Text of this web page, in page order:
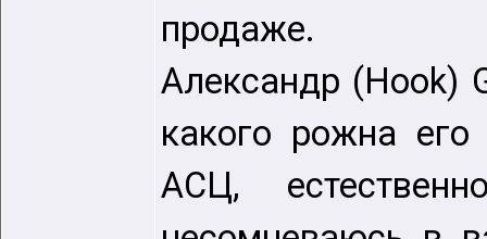
продаже.
Александр (Hook)
какого рожна
АСЦ,